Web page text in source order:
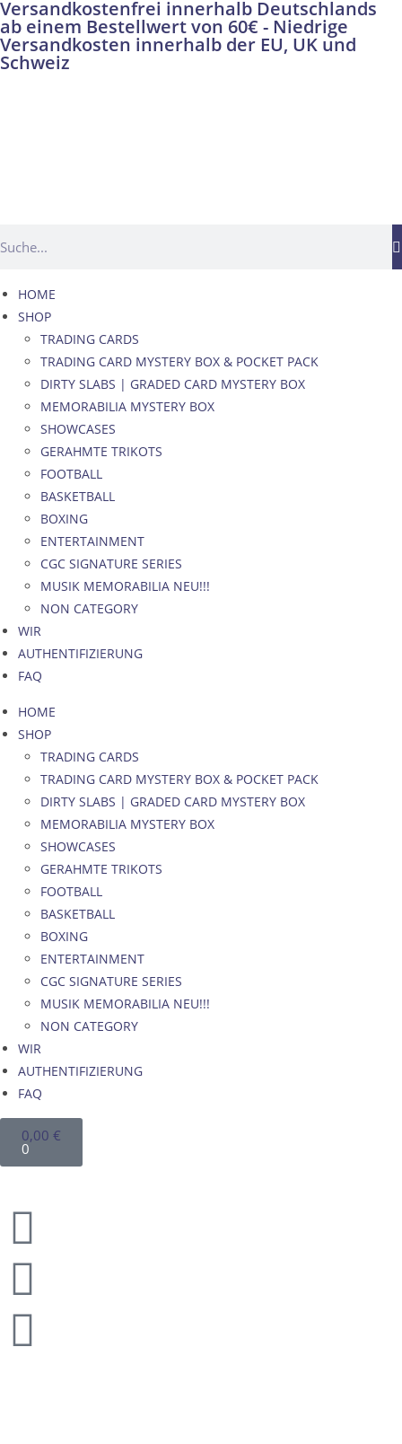
Versandkostenfrei innerhalb Deutschlands
ab einem Bestellwert von 60€ - Niedrige
Versandkosten innerhalb der EU, UK und
Schweiz
HOME
SHOP
TRADING CARDS
TRADING CARD MYSTERY BOX & POCKET PACK
DIRTY SLABS | GRADED CARD MYSTERY BOX
MEMORABILIA MYSTERY BOX
SHOWCASES
GERAHMTE TRIKOTS
FOOTBALL
BASKETBALL
BOXING
ENTERTAINMENT
CGC SIGNATURE SERIES
MUSIK MEMORABILIA NEU!!!
NON CATEGORY
WIR
AUTHENTIFIZIERUNG
FAQ
HOME
SHOP
TRADING CARDS
TRADING CARD MYSTERY BOX & POCKET PACK
DIRTY SLABS | GRADED CARD MYSTERY BOX
MEMORABILIA MYSTERY BOX
SHOWCASES
GERAHMTE TRIKOTS
FOOTBALL
BASKETBALL
BOXING
ENTERTAINMENT
CGC SIGNATURE SERIES
MUSIK MEMORABILIA NEU!!!
NON CATEGORY
WIR
AUTHENTIFIZIERUNG
FAQ
0,00 €
0